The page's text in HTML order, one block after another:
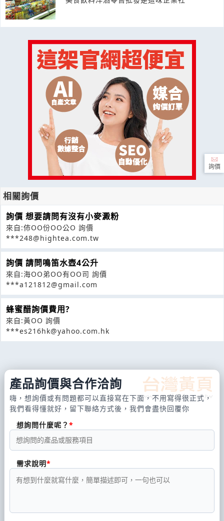
相關詢價
詢價 想要請問有沒有小麥澱粉
來自:伂OO份OO公O 詢價
***248@hightea.com.tw
詢價 請問鳴笛水壺4公升
來自:海OO弟OO有OO司 詢價
***a121812@gmail.com
蜂蜜醋詢價費用?
來自:黃OO 詢價
***es216hk@yahoo.com.hk
產品詢價與合作洽詢
嗨，想詢價或有問題都可以直接寫在下面，不用寫得很正式，
我們看得懂就好，留下聯絡方式後，我們會盡快回覆你
想詢問什麼呢？
需求說明
詢價